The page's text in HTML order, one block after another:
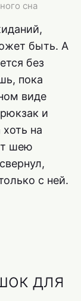
сна
быть. А
без
пока
виде
и
на
шею
с ней.
для